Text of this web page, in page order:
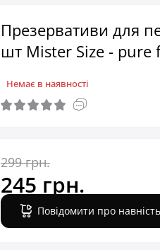
Презервативи для
шт Mister Size - pure
Немає в наявності
299 грн.
245 грн.
Повідомити про навність